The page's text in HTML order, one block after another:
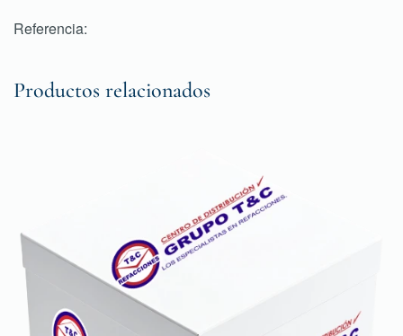
Referencia:
Productos relacionados